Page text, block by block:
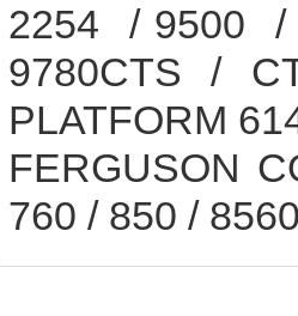
2254 / 9500 /
9780CTS /
PLATFORM
FERGUSON
760 / 850 /